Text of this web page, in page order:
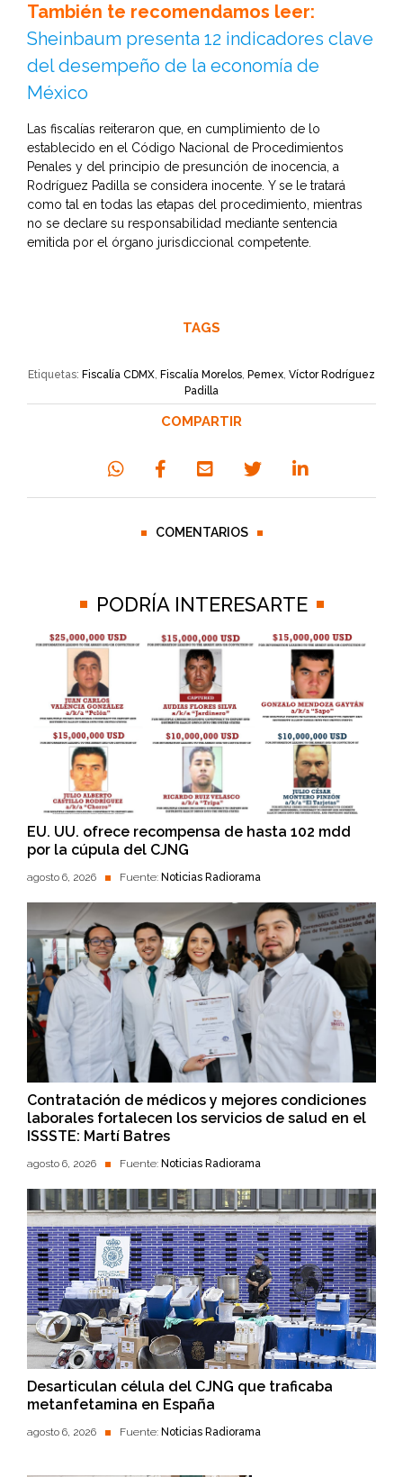
También te recomendamos leer:
Sheinbaum presenta 12 indicadores clave
del desempeño de la economía de
México
Las fiscalías reiteraron que, en cumplimiento de lo
establecido en el Código Nacional de Procedimientos
Penales y del principio de presunción de inocencia, a
Rodríguez Padilla se considera inocente. Y se le tratará
como tal en todas las etapas del procedimiento, mientras
no se declare su responsabilidad mediante sentencia
emitida por el órgano jurisdiccional competente.
TAGS
Etiquetas: Fiscalía CDMX, Fiscalía Morelos, Pemex, Víctor Rodríguez
Padilla
COMPARTIR
COMENTARIOS
PODRÍA INTERESARTE
EU. UU. ofrece recompensa de hasta 102 mdd
por la cúpula del CJNG
agosto 6, 2026 Fuente: Noticias Radiorama
Contratación de médicos y mejores condiciones
laborales fortalecen los servicios de salud en el
ISSSTE: Martí Batres
agosto 6, 2026 Fuente: Noticias Radiorama
Desarticulan célula del CJNG que traficaba
metanfetamina en España
agosto 6, 2026 Fuente: Noticias Radiorama